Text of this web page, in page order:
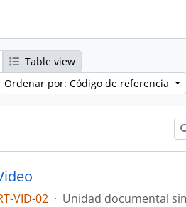
Table view
Ordenar por: Código de referencia
VID-02 · Unidad documental